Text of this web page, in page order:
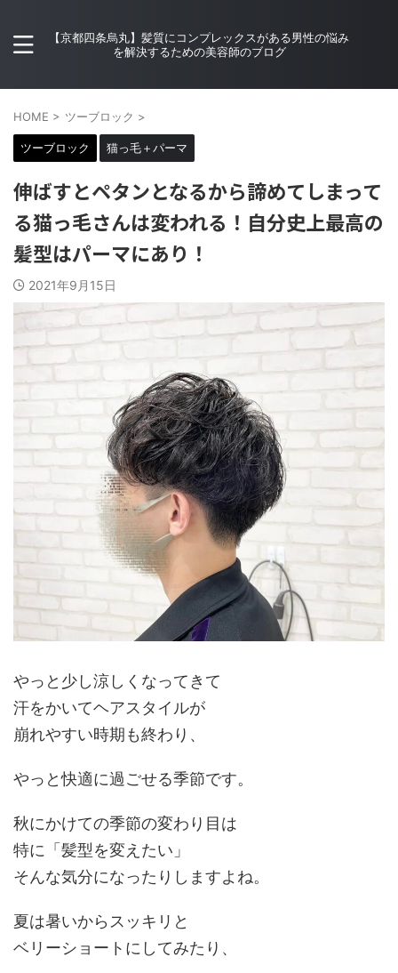
【京都四条烏丸】髪質にコンプレックスがある男性の悩み
を解決するための美容師のブログ
HOME > ツーブロック >
ツーブロック 猫っ毛＋パーマ
伸ばすとペタンとなるから諦めてしまって
る猫っ毛さんは変われる！自分史上最高の
髪型はパーマにあり！
2021年9月15日
やっと少し涼しくなってきて
汗をかいてヘアスタイルが
崩れやすい時期も終わり、
やっと快適に過ごせる季節です。
秋にかけての季節の変わり目は
特に「 髪型を変えたい 」
そんな気分になったりしますよね。
夏は暑いからスッキリと
ベリーショートにしてみたり、